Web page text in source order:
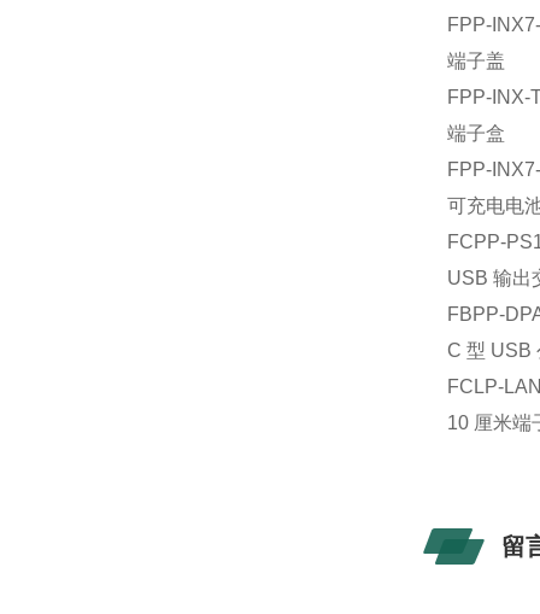
FPP-
端子盖
FPP-INX-
端子盒
FPP-
可充电电
FCPP-
USB 输出
FBPP-
C 型 USB
FCLP-
10 厘米端
留